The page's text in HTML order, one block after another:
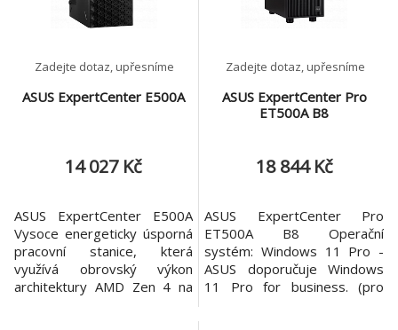
ASUS ExpertCenter E500A
Zadejte dotaz, upřesníme
14 027 Kč
ASUS ExpertCenter E500A
Vysoce energeticky úsporná
pracovní stanice, která
využívá obrovský výkon
architektury AMD Zen 4 na
ASUS ExpertCenter Pro
ET500A B8
Zadejte dotaz, upřesníme
18 844 Kč
ASUS ExpertCenter Pro
ET500A B8 Operační
systém: Windows 11 Pro -
ASUS doporučuje Windows
11 Pro for business. (pro